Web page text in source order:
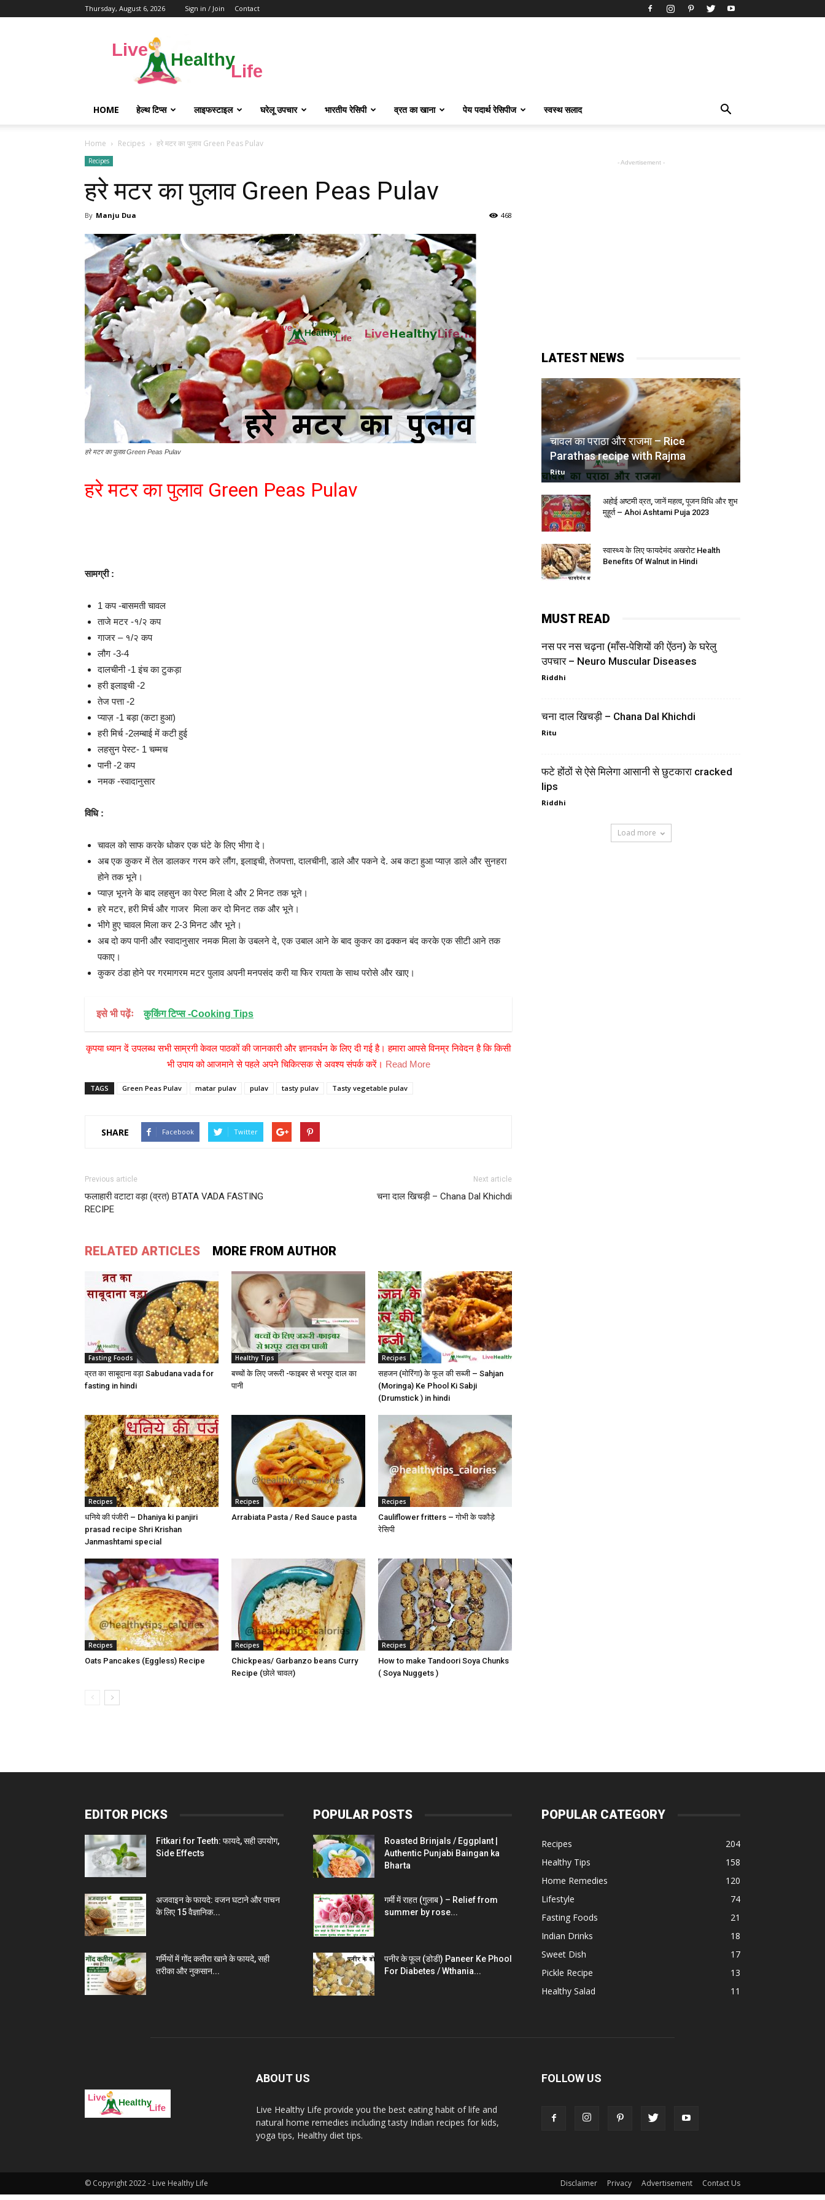
Thursday, August 6, 2026 Sign in / Join Contact
Live
healthy
HOME हेल्थ टिप्स लाइफस्टाइल घरेलू उपचार भारतीय रेसिपी व्रत का खाना पेय पदार्थ रेसिपीज स्वस्थ सलाद
Home Recipes हरे मटर का पुलाव Green Peas Pulav
Recipes
हरे मटर का पुलाव Green Peas Pulav
By Manju Dua 468
हरे मटर का पुलाव Green Peas Pulav
हरे मटर का पुलाव Green Peas Pulav
सामग्री :
1 कप -बासमती चावल
ताजे मटर -१/२ कप
गाजर – १/२ कप
लौग -3-4
दालचीनी -1 इंच का टुकड़ा
हरी इलाइची -2
तेज पत्ता -2
प्याज़ -1 बड़ा (कटा हुआ)
हरी मिर्च -2लम्बाई में कटी हुई
लहसुन पेस्ट- 1 चम्मच
पानी -2 कप
नमक -स्वादानुसार
विधि :
चावल को साफ करके धोकर एक घंटे के लिए भीगा दे।
अब एक कुकर में तेल डालकर गरम करे लौंग, इलाइची, तेजपत्ता, दालचीनी, डाले और पकने दे. अब कटा हुआ प्याज़ डाले और सुनहरा
होने तक भूने।
प्याज़ भूनने के बाद लहसुन का पेस्ट मिला दे और 2 मिनट तक भूने।
हरे मटर, हरी मिर्च और गाजर मिला कर दो मिनट तक और भूने।
भीगे हुए चावल मिला कर 2-3 मिनट और भूने।
अब दो कप पानी और स्वादानुसार नमक मिला के उबलने दे, एक उबाल आने के बाद कुकर का ढक्कन बंद करके एक सीटी आने तक
पकाए।
कुकर ठंडा होने पर गरमागरम मटर पुलाव अपनी मनपसंद करी या फिर रायता के साथ परोसे और खाए।
इसे भी पढ़ेंः कुकिंग टिप्स -Cooking Tips
कृपया ध्यान दें उपलब्ध सभी साम्रगी केवल पाठकों की जानकारी और ज्ञानवर्धन के लिए दी गई है। हमारा आपसे विनम्र निवेदन है कि किसी
भी उपाय को आजमाने से पहले अपने चिकित्सक से अवश्य संपर्क करें। Read More
TAGS Green Peas Pulav matar pulav pulav tasty pulav Tasty vegetable pulav
SHARE Facebook Twitter
Previous article
फलाहारी वटाटा वड़ा (व्रत) BTATA VADA FASTING
RECIPE
Next article
चना दाल खिचड़ी – Chana Dal Khichdi
RELATED ARTICLES MORE FROM AUTHOR
Fasting Foods
व्रत का साबूदाना वड़ा Sabudana vada for
fasting in hindi
Healthy Tips
बच्‍चों के लिए जरूरी -फाइबर से भरपूर दाल का
पानी
Recipes
सहजन (मोरिंगा) के फूल की सब्जी – Sahjan
(Moringa) Ke Phool Ki Sabji
(Drumstick ) in hindi
Recipes
धनिये की पंजीरी – Dhaniya ki panjiri
prasad recipe Shri Krishan
Janmashtami special
Recipes
Arrabiata Pasta / Red Sauce pasta
Recipes
Cauliflower fritters – गोभी के पकौड़े
रेसिपी
Recipes
Oats Pancakes (Eggless) Recipe
Recipes
Chickpeas/ Garbanzo beans Curry
Recipe (छोले चावल)
Recipes
How to make Tandoori Soya Chunks
( Soya Nuggets )
- Advertisement -
LATEST NEWS
चावल का पराठा और राजमा – Rice
Parathas recipe with Rajma
Ritu
अहोई अष्टमी व्रत, जानें महत्व, पूजन विधि और शुभ
मुहूर्त – Ahoi Ashtami Puja 2023
स्वास्थ्य के लिए फायदेमंद अखरोट Health
Benefits Of Walnut in Hindi
MUST READ
नस पर नस चढ़ना (माँस-पेशियों की ऐंठन) के घरेलु
उपचार – Neuro Muscular Diseases
Riddhi
चना दाल खिचड़ी – Chana Dal Khichdi
Ritu
फटे होंठों से ऐसे मिलेगा आसानी से छुटकारा cracked
lips
Riddhi
Load more
EDITOR PICKS
Fitkari for Teeth: फायदे, सही उपयोग,
Side Effects
अजवाइन के फायदे: वजन घटाने और पाचन
के लिए 15 वैज्ञानिक...
गर्मियों में गोंद कतीरा खाने के फायदे, सही
तरीका और नुकसान...
POPULAR POSTS
Roasted Brinjals / Eggplant |
Authentic Punjabi Baingan ka
Bharta
गर्मी में राहत (गुलाब ) – Relief from
summer by rose...
पनीर के फूल (डोडी) Paneer Ke Phool
For Diabetes / Wthania...
POPULAR CATEGORY
Recipes
204
Healthy Tips
158
Home Remedies
120
Lifestyle
74
Fasting Foods
21
Indian Drinks
18
Sweet Dish
17
Pickle Recipe
13
Healthy Salad
11
ABOUT US
Live Healthy Life provide you the best eating habit of life and
natural home remedies including tasty Indian recipes for kids,
yoga tips, Healthy diet tips.
FOLLOW US
Disclaimer Privacy Advertisement Contact Us
© Copyright 2022 - Live Healthy Life